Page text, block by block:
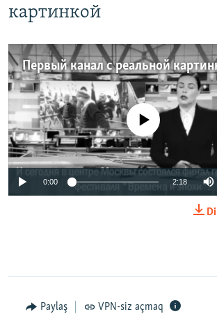
картинкой
Первый канал с реальной
No media source currently
0:00 2:18
Paylaş VPN-siz açmaq